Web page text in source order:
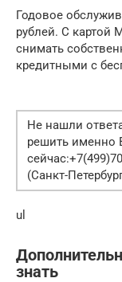
Годовое
рублей. С картой
снимать
кредитными с
Не нашли
решить именно
(Санкт-
ul
знать